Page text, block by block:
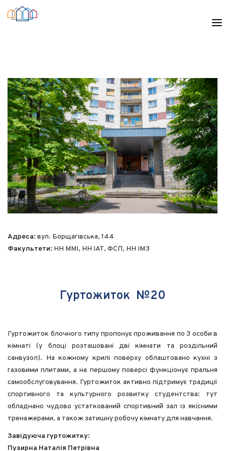
ПОСЕЛЕННЯ ГОСТЕЙ
ПОСЕЛЕННЯ ДО СІМЕЙНИХ ГУРТОЖИТКІВ
ГУРТОЖИТКИ
ГУРТОЖИТОК №3
ГУРТОЖИТОК №4
ГУРТОЖИТОК №6
ГУРТОЖИТОК №7
ГУРТОЖИТОК №8
ГУРТОЖИТОК №12
ГУРТОЖИТОК №13
ГУРТОЖИТОК №16
ГУРТОЖИТОК №20
ГУРТОЖИТОК №21
ГУРТОЖИТОК №22
ПОЛОЖЕННЯ ПРО ОПЛАТУ ЗА ПРОЖИВАННЯ І
Адреса: вул. Борщагівська, 144
Факультети: НН ММІ, НН ІАТ, ФСП, НН ІМЗ
Гуртожиток №20
Гуртожиток блочного типу пропонує проживання по 3 особи в
кімнаті (у блоці розташовані дві кімнати та роздільний
санвузол). На кожному крилі поверху облаштовано кухні з
газовими плитами, а на першому поверсі функціонує пральня
самообслуговування. Гуртожиток активно підтримує традиції
спортивного та культурного розвитку студентства: тут
обладнано чудово устаткований спортивний зал із якісними
тренажерами, а також затишну робочу кімнату для навчання.
Завідуюча гуртожитку:
Пузирна Наталія Петрівна